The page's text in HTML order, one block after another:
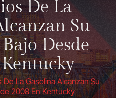
De La
Su
Desde
De La Gasolina Alcanzan Su
2008 En Kentucky